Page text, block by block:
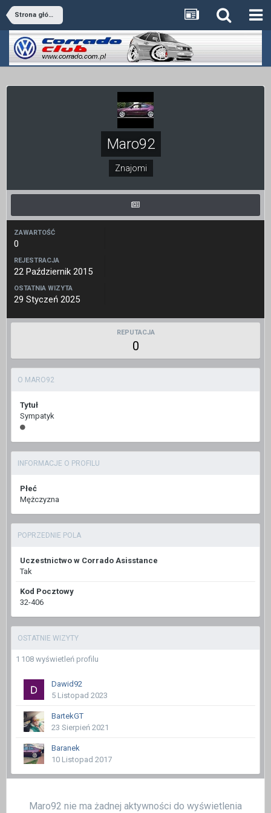
Strona główna
Maro92
Znajomi
ZAWARTOŚĆ
0
REJESTRACJA
22 Październik 2015
OSTATNIA WIZYTA
29 Styczeń 2025
REPUTACJA
0
O MARO92
Tytuł
Sympatyk
INFORMACJE O PROFILU
Płeć
Mężczyzna
POPRZEDNIE POLA
Uczestnictwo w Corrado Asisstance
Tak
Kod Pocztowy
32-406
OSTATNIE WIZYTY
1 108 wyświetleń profilu
Dawid92
5 Listopad 2023
BartekGT
23 Sierpień 2021
Baranek
10 Listopad 2017
Maro92 nie ma żadnej aktywności do wyświetlenia